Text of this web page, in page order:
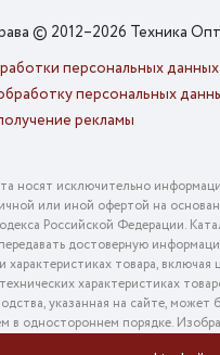
© 2012–2026 Техника
персональных данных
персональных
рекламы
носят исключительно
или иной офертой на
Российской Федерации.
достоверную
характеристиках товара,
характеристиках
указанная на сайте, может
в одностороннем порядке.